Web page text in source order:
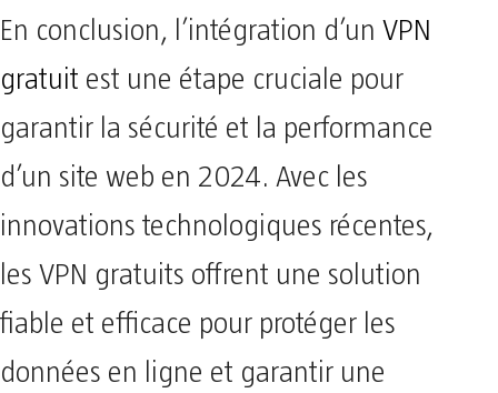
En conclusion, l’intégration d’un VPN
gratuit est une étape cruciale pour
garantir la sécurité et la performance
d’un site web en 2024. Avec les
innovations technologiques récentes,
les VPN gratuits offrent une solution
fiable et efficace pour protéger les
données en ligne et garantir une